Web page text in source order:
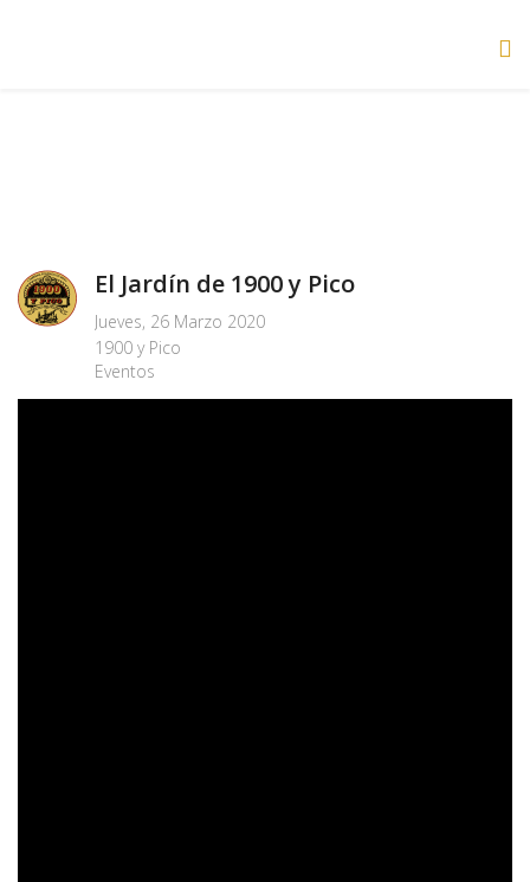
El Jardín de 1900 y Pico
Jueves, 26 Marzo 2020
1900 y Pico
Eventos